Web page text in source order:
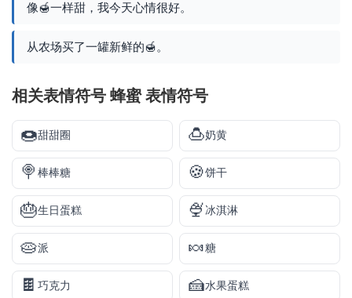
像🍯一样甜，我今天心情很好。
从农场买了一罐新鲜的🍯。
相关表情符号 蜂蜜 表情符号
🍩甜甜圈 🍮奶黄
🍭 棒棒糖 🍪饼干
🎂生日蛋糕 🍨冰淇淋
🥧派 🍬糖
🍫 巧克力 🍰水果蛋糕